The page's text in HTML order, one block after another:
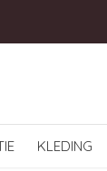
KLEDING